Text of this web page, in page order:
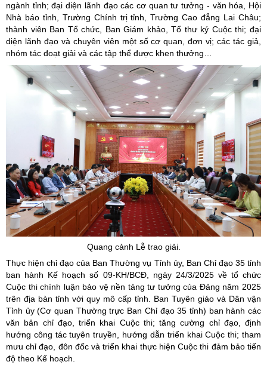
ngành tỉnh; đại diện lãnh đạo các cơ quan tư tưởng - văn hóa, Hội
Nhà báo tỉnh, Trường Chính trị tỉnh, Trường Cao đẳng Lai Châu;
thành viên Ban Tổ chức, Ban Giám khảo, Tổ thư ký Cuộc thi; đại
diện lãnh đạo và chuyên viên một số cơ quan, đơn vị; các tác giả,
nhóm tác đoạt giải và các tập thể được khen thưởng…
Quang cảnh Lễ trao giải.
Thực hiện chỉ đạo của Ban Thường vụ Tỉnh ủy, Ban Chỉ đạo 35 tỉnh
ban hành Kế hoạch số 09-KH/BCĐ, ngày 24/3/2025 về tổ chức
Cuộc thi chính luận bảo vệ nền tảng tư tưởng của Đảng năm 2025
trên địa bàn tỉnh với quy mô cấp tỉnh. Ban Tuyên giáo và Dân vận
Tỉnh ủy (Cơ quan Thường trực Ban Chỉ đạo 35 tỉnh) ban hành các
văn bản chỉ đạo, triển khai Cuộc thi; tăng cường chỉ đạo, định
hướng công tác tuyên truyền, hướng dẫn triển khai Cuộc thi; tham
mưu chỉ đạo, đôn đốc và triển khai thực hiện Cuộc thi đảm bảo tiến
độ theo Kế hoạch.